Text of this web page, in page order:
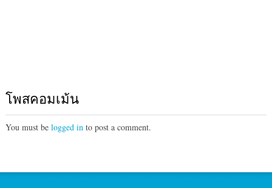
โพสคอมเม้น
You must be logged into post a comment.